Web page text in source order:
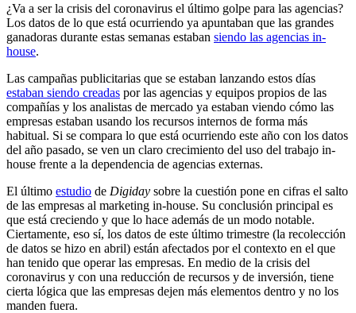
¿Va a ser la crisis del coronavirus el último golpe para las agencias?
Los datos de lo que está ocurriendo ya apuntaban que las grandes
ganadoras durante estas semanas estaban siendo las agencias in-
house.
Las campañas publicitarias que se estaban lanzando estos días
estaban siendo creadas por las agencias y equipos propios de las
compañías y los analistas de mercado ya estaban viendo cómo las
empresas estaban usando los recursos internos de forma más
habitual. Si se compara lo que está ocurriendo este año con los datos
del año pasado, se ven un claro crecimiento del uso del trabajo in-
house frente a la dependencia de agencias externas.
El último estudio de Digiday sobre la cuestión pone en cifras el salto
de las empresas al marketing in-house. Su conclusión principal es
que está creciendo y que lo hace además de un modo notable.
Ciertamente, eso sí, los datos de este último trimestre (la recolección
de datos se hizo en abril) están afectados por el contexto en el que
han tenido que operar las empresas. En medio de la crisis del
coronavirus y con una reducción de recursos y de inversión, tiene
cierta lógica que las empresas dejen más elementos dentro y no los
manden fuera.